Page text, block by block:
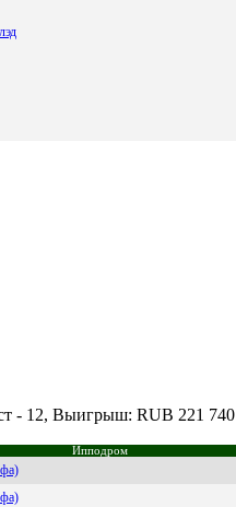
- 12, Выигрыш: RUB 221 740
Ипподром